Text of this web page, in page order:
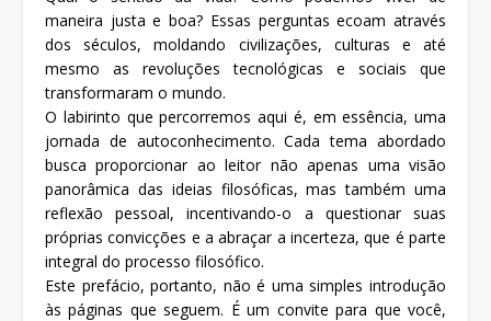
maneira justa e boa? Essas perguntas ecoam através
dos séculos, moldando civilizações, culturas e até
mesmo as revoluções tecnológicas e sociais que
transformaram o mundo.
O labirinto que percorremos aqui é, em essência, uma
jornada de autoconhecimento. Cada tema abordado
busca proporcionar ao leitor não apenas uma visão
panorâmica das ideias filosóficas, mas também uma
reflexão pessoal, incentivando-o a questionar suas
próprias convicções e a abraçar a incerteza, que é parte
integral do processo filosófico.
Este prefácio, portanto, não é uma simples introdução
às páginas que seguem. É um convite para que você,